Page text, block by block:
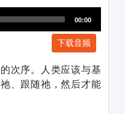
00:00
下载音频
次序。人类应该与基
、跟随祂，然后才能